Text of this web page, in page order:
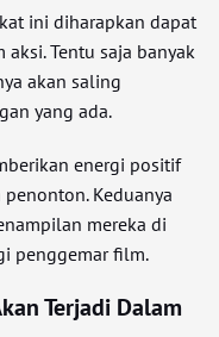
ini diharapkan dapat
Tentu saja banyak
akan saling
yang ada.
energi positif
Keduanya
mereka di
penggemar film.
Terjadi Dalam